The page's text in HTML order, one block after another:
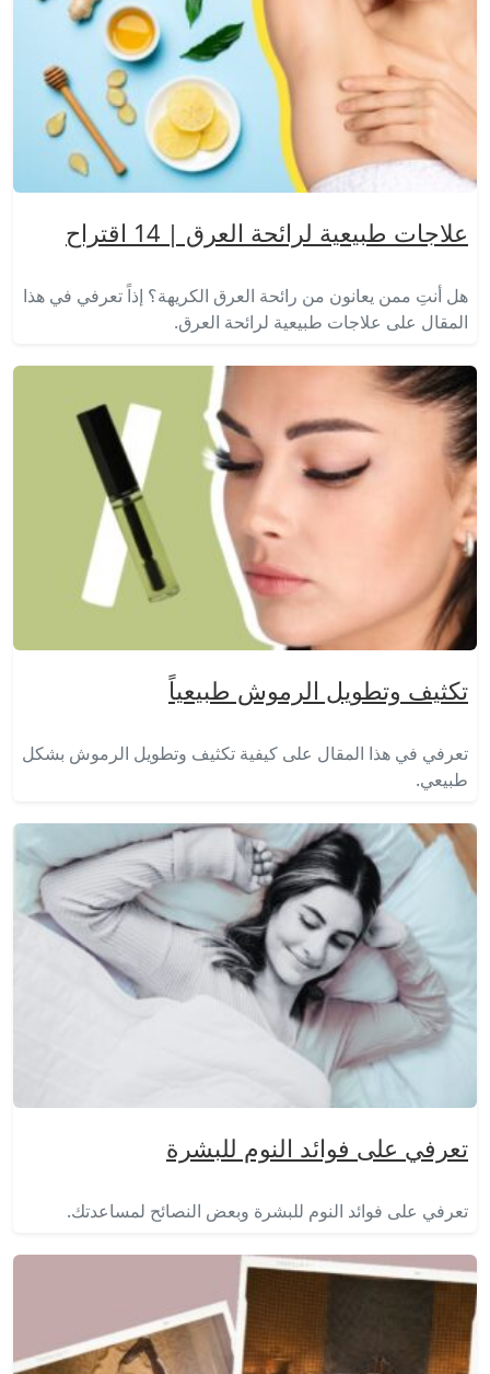
علاجات طبيعية لرائحة العرق | 14 اقتراح
هل أنتِ ممن يعانون من رائحة العرق الكريهة؟ إذاً تعرفي في هذا
المقال على علاجات طبيعية لرائحة العرق.
تكثيف وتطويل الرموش طبيعياً
تعرفي في هذا المقال على كيفية تكثيف وتطويل الرموش بشكل
طبيعي.
تعرفي على فوائد النوم للبشرة
تعرفي على فوائد النوم للبشرة وبعض النصائح لمساعدتك.